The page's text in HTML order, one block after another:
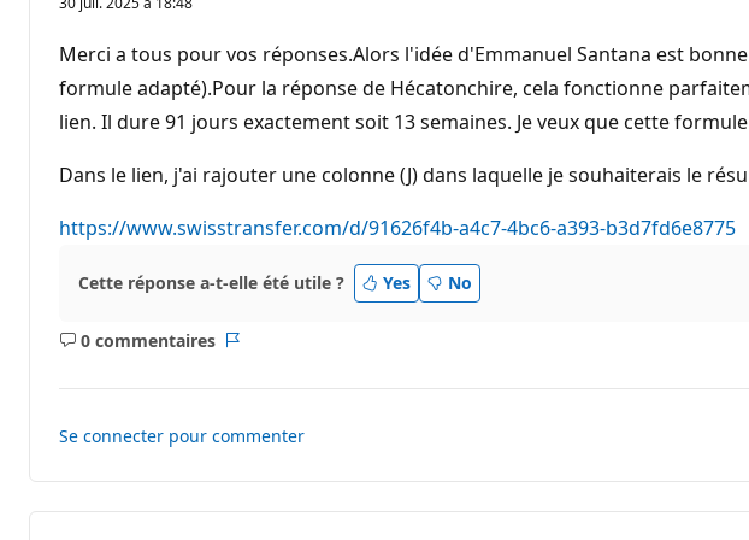
i
t
s
d
e
r
u
t
n
Merci a tous pour vos réponses.Alors l'idée d'Emmanuel Santana est
formule adapté).Pour la réponse de Hécatonchire, cela fonctionne
lien. Il dure 91 jours exactement soit 13 semaines. Je veux que cette
Dans le lien, j'ai rajouter une colonne (J) dans laquelle je souhaiterais le
https://www.swisstransfer.com/d/91626f4b-a4c7-4bc6-a393-b3d7fd6e8775
Cette réponse a-t-elle été utile ? Yes No
0 commentaires
Aucun
Se connecter pour commenter